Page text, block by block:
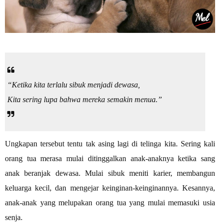
“Ketika kita terlalu sibuk menjadi dewasa,
Kita sering lupa bahwa mereka semakin menua.”
Ungkapan tersebut tentu tak asing lagi di telinga kita. Sering kali
orang tua merasa mulai ditinggalkan anak-anaknya ketika sang
anak beranjak dewasa. Mulai sibuk meniti karier, membangun
keluarga kecil, dan mengejar keinginan-keinginannya. Kesannya,
anak-anak yang melupakan orang tua yang mulai memasuki usia
senja.